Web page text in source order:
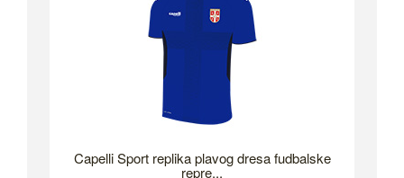
Capelli Sport replika plavog dresa fudbalske
repre...